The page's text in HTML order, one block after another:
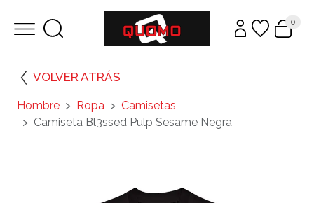
0
VOLVER ATRÁS
Hombre Ropa
Camisetas
Camiseta Bl3ssed Pulp Sesame Negra